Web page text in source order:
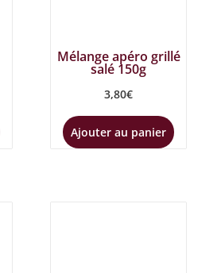
Mélange apéro grillé
salé 150g
3,80€
Ajouter au panier